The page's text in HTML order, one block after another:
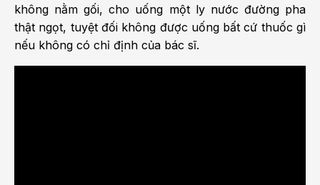
không nằm gối, cho uống một ly n­ước đ­ường pha
thật ngọt, tuyệt đối không đ­ược uống bất cứ thuốc gì
nếu không có chỉ định của bác sĩ.